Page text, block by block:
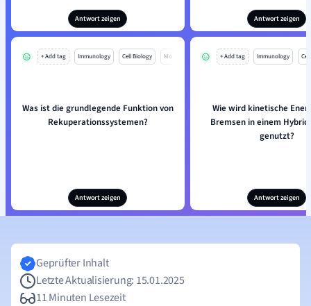
Antwort zeigen Antwort zeigen
+ Add tag Immunology Cell Biology Mo
Was ist die grundlegende Funktion von
Rekuperationssystemen?
Antwort zeigen
+ Add tag Immunology
Wie wird kinetische
Bremsen in einem
genutzt?
Antwort zeigen
Geprüfter Inhalt
Letzte Aktualisierung: 15.01.2025
11 Minuten Lesezeit